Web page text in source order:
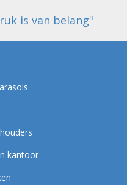
is van belang"
kantoor